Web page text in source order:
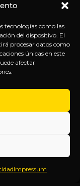
tecnologías como las
del dispositivo. El
procesar datos como
únicas en este
afectar
Impressum
y
SÍGUENOS